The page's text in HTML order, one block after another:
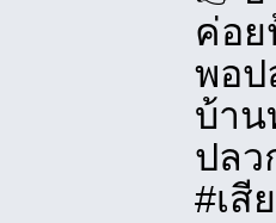
ค่อย
พอป
บ้าน
ปลว
#เสี